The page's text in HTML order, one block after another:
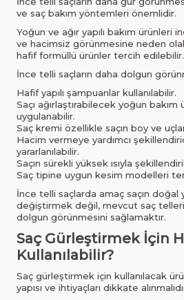
ve saç bakım yöntemleri önemlidir.
Yoğun ve ağır yapılı bakım ürünleri
ve hacimsiz görünmesine neden
hafif formüllü ürünler tercih edilebilir.
İnce telli saçların daha dolgun
Hafif yapılı şampuanlar kullanılabilir.
Saçı ağırlaştırabilecek yoğun bakım
uygulanabilir.
Saç kremi özellikle saçın boy ve
Hacim vermeye yardımcı
yararlanılabilir.
Saçın sürekli yüksek ısıyla
Saç tipine uygun kesim modelleri
İnce telli saçlarda amaç saçın doğal
değiştirmek değil, mevcut saç
dolgun görünmesini sağlamaktır.
Saç Gürleştirmek İçin
Kullanılabilir?
Saç gürleştirmek için kullanılacak
yapısı ve ihtiyaçları dikkate